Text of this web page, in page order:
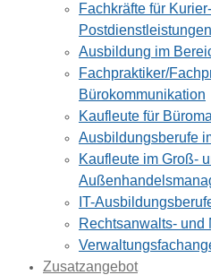
Fachkräfte für
Postdienstleistungen
Ausbildung im
Fachpraktiker/
Bürokommunikation
Kaufleute für
Ausbildungsberufe
Kaufleute im Groß-
IT-
Rechtsanwalts- und
Zusatzangebot